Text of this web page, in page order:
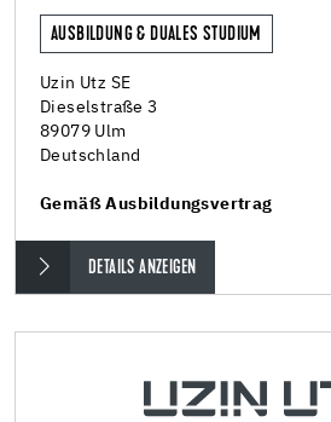
AUSBILDUNG & DUALES STUDIUM
Uzin Utz SE
Dieselstraße 3
89079 Ulm
Deutschland
Gemäß Ausbildungsvertrag
DETAILS ANZEIGEN